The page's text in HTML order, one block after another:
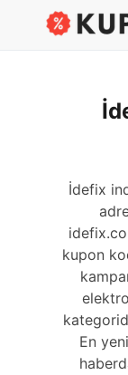
İdefix
kupon
En